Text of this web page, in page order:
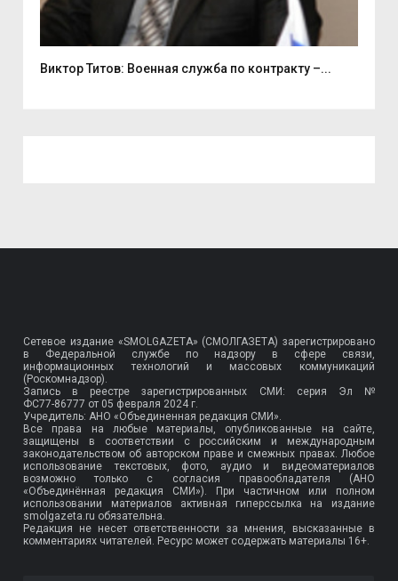
Виктор Титов: Военная служба по контракту –...
Сетевое издание «SMOLGAZETA» (СМОЛГАЗЕТА) зарегистрировано
в Федеральной службе по надзору в сфере связи,
информационных технологий и массовых коммуникаций
(Роскомнадзор).
Запись в реестре зарегистрированных СМИ: серия Эл №
ФС77-86777 от 05 февраля 2024 г.
Учредитель: АНО «Объединенная редакция СМИ».
Все права на любые материалы, опубликованные на сайте,
защищены в соответствии с российским и международным
законодательством об авторском праве и смежных правах. Любое
использование текстовых, фото, аудио и видеоматериалов
возможно только с согласия правообладателя (АНО
«Объединённая редакция СМИ»). При частичном или полном
использовании материалов активная гиперссылка на издание
smolgazeta.ru обязательна.
Редакция не несет ответственности за мнения, высказанные в
комментариях читателей. Ресурс может содержать материалы 16+.